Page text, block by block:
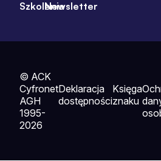
SzkoleniaNewsletter
© ACK
Cyfronet
AGH
1995-
2026
Deklaracja
dostępności
Księga
znaku